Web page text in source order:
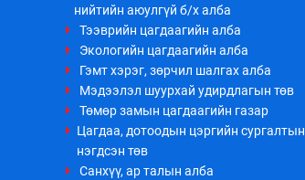
нийтийн аюулгүй б/х алба
Тээврийн цагдаагийн алба
Экологийн цагдаагийн алба
Гэмт хэрэг, зөрчил шалгах алба
Мэдээлэл шуурхай удирдлагын төв
Төмөр замын цагдаагийн газар
Цагдаа, дотоодын цэргийн сургалтын
нэгдсэн төв
Санхүү, ар талын алба